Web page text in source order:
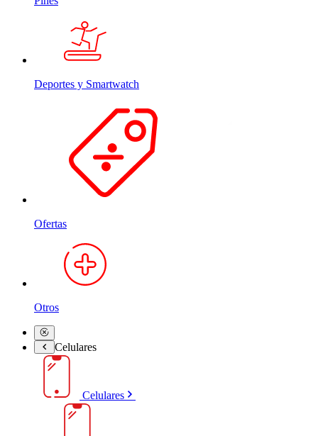
Deportes y Smartwatch
Ofertas
Otros
Celulares
Celulares